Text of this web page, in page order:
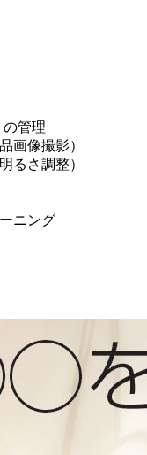
の管理
画像撮影）
るさ調整）
ニング